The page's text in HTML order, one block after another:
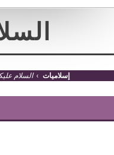
Islamiyat – إسلاميات › السلام